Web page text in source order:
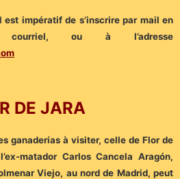
impératif de s’inscrire par mail en
ou à l’adresse
DE JARA
ganaderías à visiter, celle de Flor de
matador Carlos Cancela Aragón,
Viejo, au nord de Madrid, peut